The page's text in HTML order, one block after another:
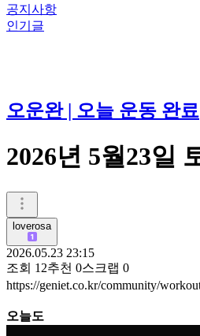
공지사항
인기글
오운완 | 오늘 운동 완료
2026년 5월23일
loverosa
2026.05.23 23:15
조회 12추천 0스크랩 0
https://geniet.co.kr/community/
오늘도